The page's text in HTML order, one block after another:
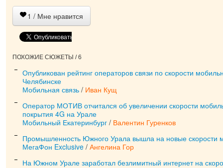
1 / Мне нравится
ПОХОЖИЕ СЮЖЕТЫ / 6
Опубликован рейтинг операторов связи по скорости
Челябинске
Мобильная связь / Иван Кущ
Оператор МОТИВ отчитался об увеличении скорости
покрытия 4G на Урале
Мобильный Екатеринбург / Валентин Гуренков
Промышленность Южного Урала вышла на новые скорости
МегаФон Exclusive / Ангелина Гор
На Южном Урале заработал безлимитный интернет на